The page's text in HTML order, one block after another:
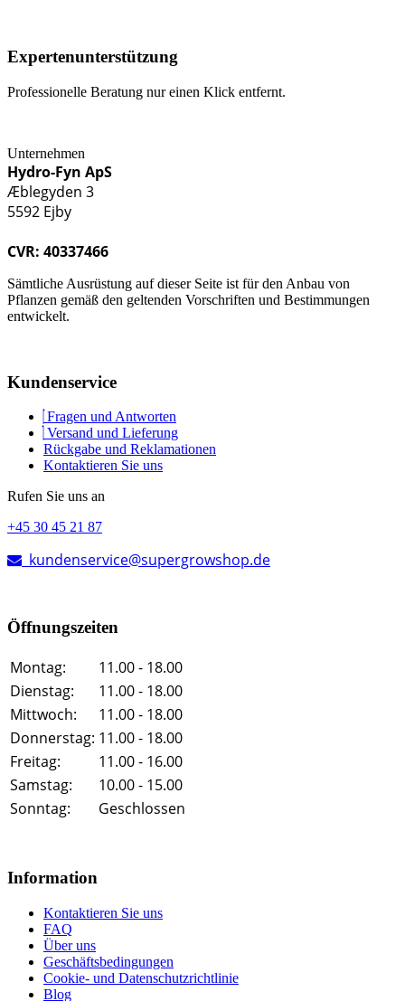
Expertenunterstützung
Professionelle Beratung nur einen Klick entfernt.
Unternehmen
Hydro-Fyn ApS
Æblegyden 3
5592 Ejby
CVR: 40337466
Sämtliche Ausrüstung auf dieser Seite ist für den Anbau von
Pflanzen gemäß den geltenden Vorschriften und Bestimmungen
entwickelt.
Kundenservice
Fragen und Antworten
Versand und Lieferung
Rückgabe und Reklamationen
Kontaktieren Sie uns
Rufen Sie uns an
+45 30 45 21 87
kundenservice@supergrowshop.de
Öffnungszeiten
Montag:
11.00 - 18.00
Dienstag:
11.00 - 18.00
Mittwoch:
11.00 - 18.00
Donnerstag: 11.00 - 18.00
Freitag:
11.00 - 16.00
Samstag:
10.00 - 15.00
Sonntag:
Geschlossen
Information
Kontaktieren Sie uns
FAQ
Über uns
Geschäftsbedingungen
Cookie- und Datenschutzrichtlinie
Blog